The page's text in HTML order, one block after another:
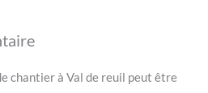
chantier à Val de reuil peut être